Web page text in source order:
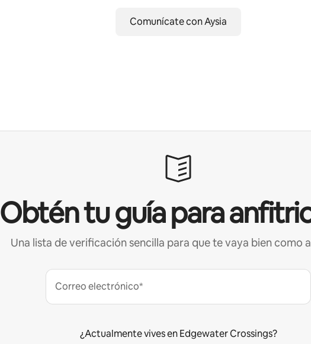
Comunícate con Aysia
Obtén tu guía para
Una lista de verificación sencilla para que te vaya bien como
Correo electrónico*
¿Actualmente vives en Edgewater Crossings?